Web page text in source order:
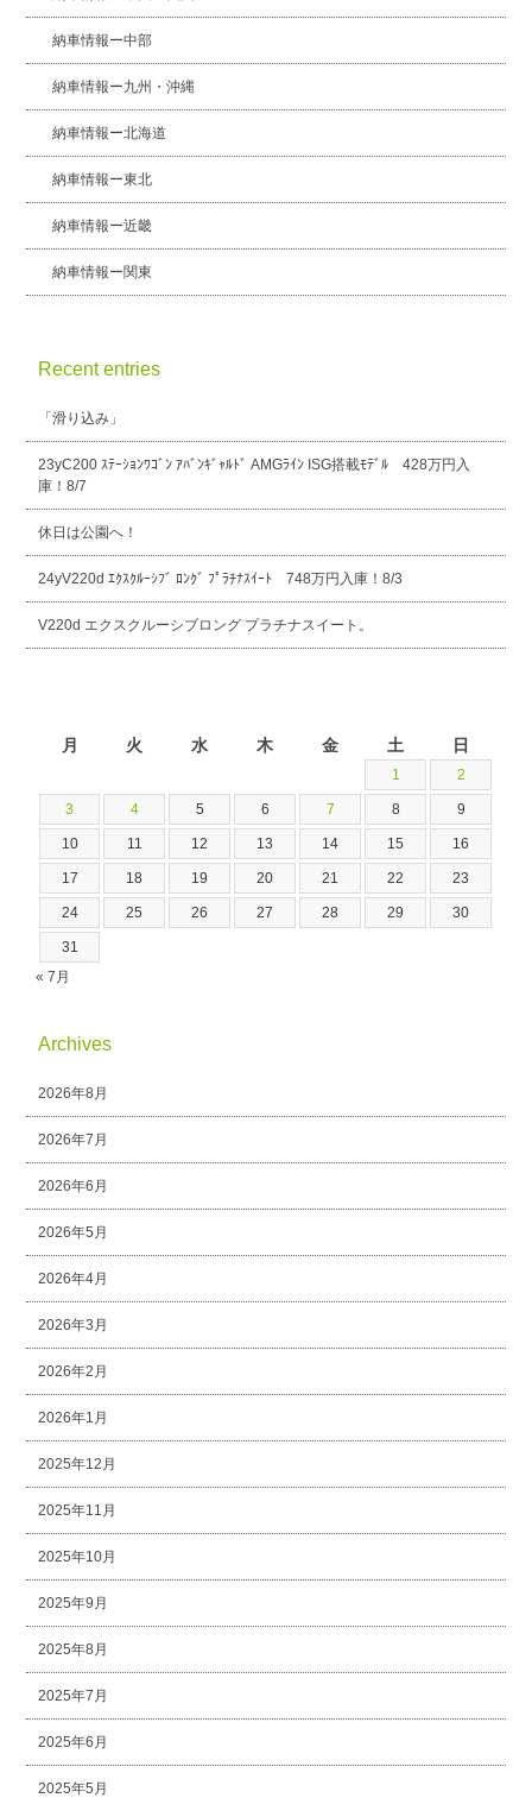
納車情報ー中部
納車情報ー九州・沖縄
納車情報ー北海道
納車情報ー東北
納車情報ー近畿
納車情報ー関東
Recent entries
「滑り込み」
23yC200 ｽﾃｰｼｮﾝﾜｺﾞﾝ ｱﾊﾞﾝｷﾞｬﾙﾄﾞ AMGﾗｲﾝ ISG搭載ﾓﾃﾞﾙ 428万円入
庫！8/7
休日は公園へ！
24yV220d ｴｸｽｸﾙｰｼﾌﾞ ﾛﾝｸﾞ ﾌﾟﾗﾁﾅｽｲｰﾄ 748万円入庫！8/3
V220d エクスクルーシブロング プラチナスイート。
月 火 水 木 金 土 日
1 2
3 4 5 6 7 8 9
10 11 12 13 14 15 16
17 18 19 20 21 22 23
24 25 26 27 28 29 30
31
« 7月
Archives
2026年8月
2026年7月
2026年6月
2026年5月
2026年4月
2026年3月
2026年2月
2026年1月
2025年12月
2025年11月
2025年10月
2025年9月
2025年8月
2025年7月
2025年6月
2025年5月